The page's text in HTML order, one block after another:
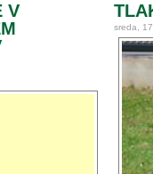
sreda,
V